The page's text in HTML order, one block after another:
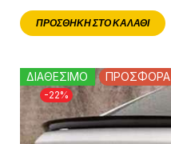
ΠΡΟΣΘΉΚΗ ΣΤΟ ΚΑΛΆΘΙ
-22%
ΔΙΑΘΕΣΙΜΟ ΠΡΟΣΦΟΡΑ